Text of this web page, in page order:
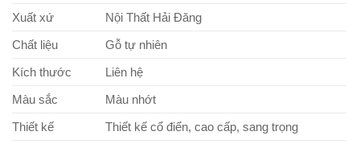
Xuất xứ
Nội Thất Hải Đăng
Chất liệu
Gỗ tự nhiên
Kích thước
Liên hệ
Màu sắc
Màu nhớt
Thiết kế
Thiết kế cổ điển, cao cấp, sang trọng